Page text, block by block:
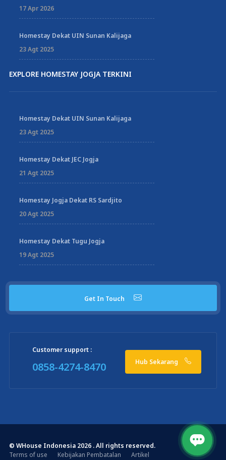
17 Apr 2026
Homestay Dekat UIN Sunan Kalijaga
23 Agt 2025
EXPLORE HOMESTAY JOGJA TERKINI
Homestay Dekat UIN Sunan Kalijaga
23 Agt 2025
Homestay Dekat JEC Jogja
21 Agt 2025
Homestay Jogja Dekat RS Sardjito
20 Agt 2025
Homestay Dekat Tugu Jogja
19 Agt 2025
Get In Touch
Customer support :
0858-4274-8470 Hub Sekarang
© WHouse Indonesia 2026 . All rights reserved.
Terms of use
Kebijakan Pembatalan Artikel